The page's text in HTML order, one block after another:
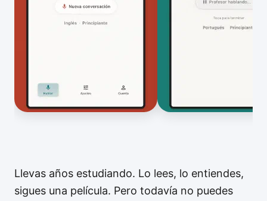
Llevas años estudiando. Lo lees, lo entiendes,
sigues una película. Pero todavía no puedes